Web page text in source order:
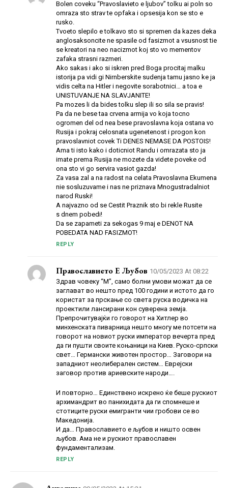
Bolen coveku “Pravoslavieto e ljubov” tolku ai poln so
omraza sto strav te opfaka i opsesija kon se sto e
rusko.
Tvoeto slepilo e tolkavo sto si spremen da kazes deka
anglosaksoncite ne spasile od fasizmot a vsusnost tie
se kreatori na neo nacizmot koj sto vo mementov
zafaka strasni razmeri.
Ako sakas i ako si iskren pred Boga procitaj malku
istorija pa vidi gi Nirnberskite sudenja tamu jasno ke ja
vidis celta na Hitler i negovite sorabotnici… a toa e
UNISTUVANJE NA SLAVJANITE!
Pa mozes li da bides tolku slep ili so sila se pravis!
Pa da ne bese taa crvena armija vo koja tocno
ogromen del od nea bese pravoslavna koja ostana vo
Rusija i pokraj celosnata ugenetenost i progon kon
pravoslavniot covek Ti DENES NEMASE DA POSTOIS!
Ama ti isto kako i doticniot Randu i omrazata sto ja
imate prema Rusija ne mozete da videte poveke od
ona sto vi go servira vasiot gazda!
Za vasa zal a na radost na celata Pravoslavna Ekumena
nie sosluzuvame i nas ne priznava Mnogustradalniot
narod Ruski!
A najvazno od se Cestit Praznik sto bi rekle Rusite
s dnem pobedi!
Da se zapameti za sekogas 9 maj e DENOT NA
POBEDATA NAD FASIZMOT!
REPLY
Православието Е Љубов 10/05/2023 At 08:22
Здрав човеку “М”, само болни умови можат да се
заглават во нешто пред 100 години и истото да го
користат за прскање со света руска водичка на
проектили лансирани кон суверена земја.
Препрочитувајќи го говорот на Хитлер во
минхенската пиварница нешто многу ме потсети на
говорот на новиот руски император вечерта пред
да ги пушти своите коњаници на Киев. Руско-српски
свет… Германски животен простор… Заговори на
западниот неолиберален систем… Еврејски
заговор против ариевските народи….
И повторно… Единствено искрено ќе беше рускиот
архимандрит во панихидата да ги спомнеше и
стотиците руски емигранти чии гробови се во
Македонија.
И да… Православието е љубов и ништо освен
љубов. Ама не и рускиот православен
фундаментализам.
REPLY